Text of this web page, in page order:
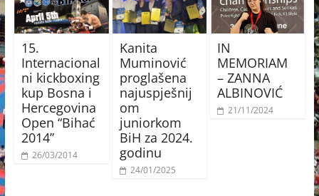
15.
Internacional
ni kickboxing
kup Bosna i
Hercegovina
Open “Bihać
2014”
26/03/2014
Kanita
Muminović
proglašena
najuspješnij
om
juniorkom
BiH za 2024.
godinu
24/01/2025
IN
MEMORIAM
– ZANNA
ALBINOVIĆ
21/11/2024